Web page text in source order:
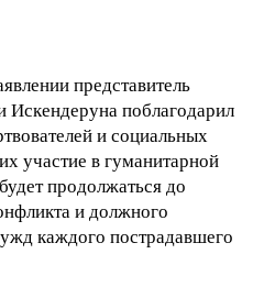
представитель
Искендеруна поблагодарил
и социальных
участие в гуманитарной
продолжаться до
и должного
каждого пострадавшего